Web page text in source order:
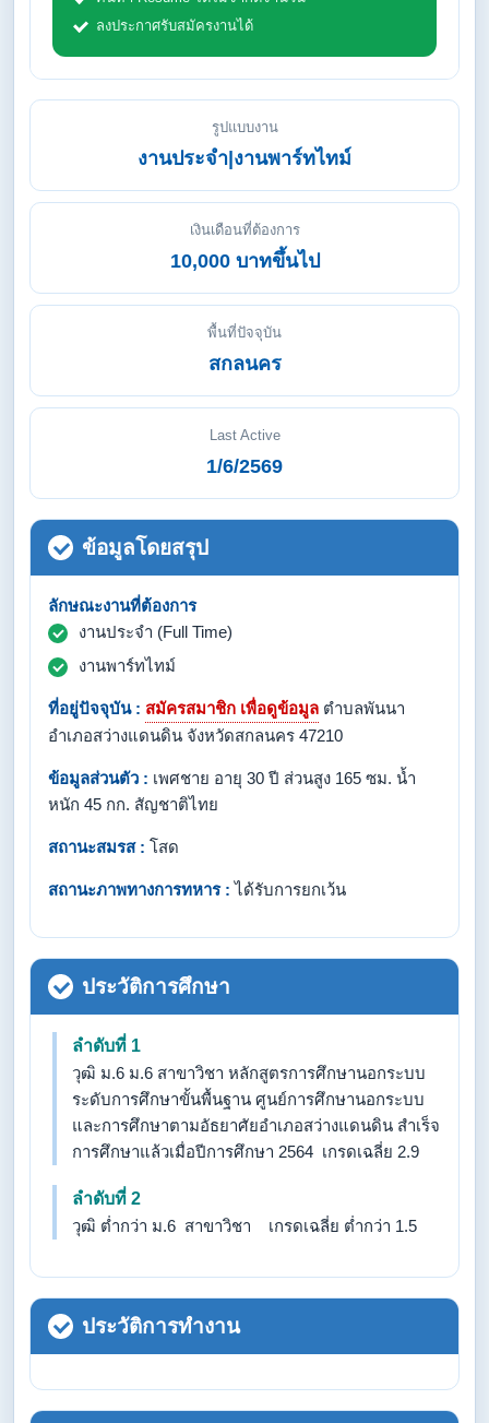
ลงประกาศรับสมัครงานได้
รูปแบบงาน
งานประจำ|งานพาร์ทไทม์
เงินเดือนที่ต้องการ
10,000 บาทขึ้นไป
พื้นที่ปัจจุบัน
สกลนคร
Last Active
1/6/2569
ข้อมูลโดยสรุป
ลักษณะงานที่ต้องการ
งานประจำ (Full Time)
งานพาร์ทไทม์
ที่อยู่ปัจจุบัน : สมัครสมาชิก เพื่อดูข้อมูล ตำบลพันนา
อำเภอสว่างแดนดิน จังหวัดสกลนคร 47210
ข้อมูลส่วนตัว : เพศชาย อายุ 30 ปี ส่วนสูง 165 ซม. น้ำ
หนัก 45 กก. สัญชาติไทย
สถานะสมรส : โสด
สถานะภาพทางการทหาร : ได้รับการยกเว้น
ประวัติการศึกษา
ลำดับที่ 1
วุฒิ ม.6 ม.6 สาขาวิชา หลักสูตรการศึกษานอกระบบ
ระดับการศึกษาขั้นพื้นฐาน ศูนย์การศึกษานอกระบบ
และการศึกษาตามอัธยาศัยอำเภอสว่างแดนดิน สำเร็จ
การศึกษาแล้วเมื่อปีการศึกษา 2564 เกรดเฉลี่ย 2.9
ลำดับที่ 2
วุฒิ ต่ำกว่า ม.6 สาขาวิชา เกรดเฉลี่ย ต่ำกว่า 1.5
ประวัติการทำงาน